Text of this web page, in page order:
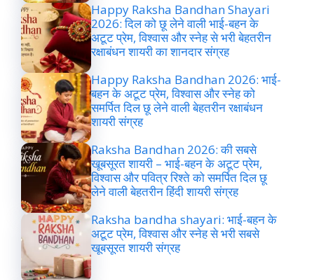
Happy Raksha Bandhan Shayari
2026: दिल को छू लेने वाली भाई-बहन के
अटूट प्रेम, विश्वास और स्नेह से भरी बेहतरीन
रक्षाबंधन शायरी का शानदार संग्रह
Happy Raksha Bandhan 2026: भाई-
बहन के अटूट प्रेम, विश्वास और स्नेह को
समर्पित दिल छू लेने वाली बेहतरीन रक्षाबंधन
शायरी संग्रह
Raksha Bandhan 2026: की सबसे
खूबसूरत शायरी – भाई-बहन के अटूट प्रेम,
विश्वास और पवित्र रिश्ते को समर्पित दिल छू
लेने वाली बेहतरीन हिंदी शायरी संग्रह
Raksha bandha shayari: भाई-बहन के
अटूट प्रेम, विश्वास और स्नेह से भरी सबसे
खूबसूरत शायरी संग्रह